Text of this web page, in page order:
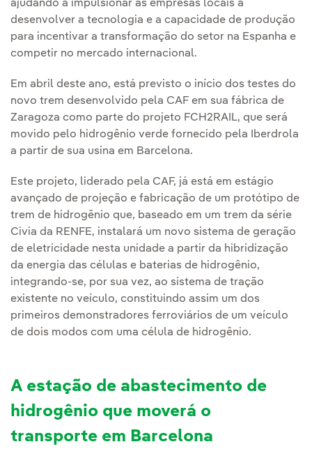
ajudando a impulsionar as empresas locais a
desenvolver a tecnologia e a capacidade de produção
para incentivar a transformação do setor na Espanha e
competir no mercado internacional.
Em abril deste ano, está previsto o início dos testes do
novo trem desenvolvido pela CAF em sua fábrica de
Zaragoza como parte do projeto FCH2RAIL, que será
movido pelo hidrogênio verde fornecido pela Iberdrola
a partir de sua usina em Barcelona.
Este projeto, liderado pela CAF, já está em estágio
avançado de projeção e fabricação de um protótipo de
trem de hidrogênio que, baseado em um trem da série
Civia da RENFE, instalará um novo sistema de geração
de eletricidade nesta unidade a partir da hibridização
da energia das células e baterias de hidrogênio,
integrando-se, por sua vez, ao sistema de tração
existente no veículo, constituindo assim um dos
primeiros demonstradores ferroviários de um veículo
de dois modos com uma célula de hidrogênio.
A estação de abastecimento de
hidrogênio que moverá o
transporte em Barcelona